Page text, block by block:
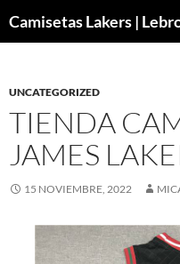
UNCATEGORIZED
TIENDA
JAMES
15 NOVIEMBRE, 2022